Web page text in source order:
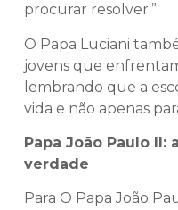
procurar resolver.”
O Papa Luciani
jovens que
lembrando que a
vida e não apenas
Papa João Paulo II:
verdade
Para O Papa João